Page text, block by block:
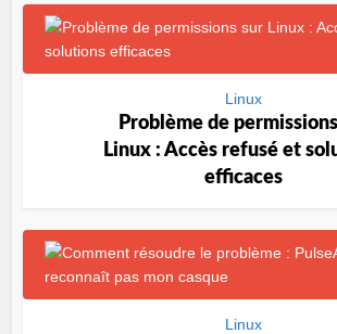
Linux
Problème de
Linux : Accès refusé et
efficaces
Linux